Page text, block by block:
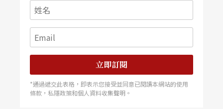
立即訂閱
*通過遞交此表格，即表示您接受並同意已閱讀本網站的使用
條款，私隱政策和個人資料收集聲明。